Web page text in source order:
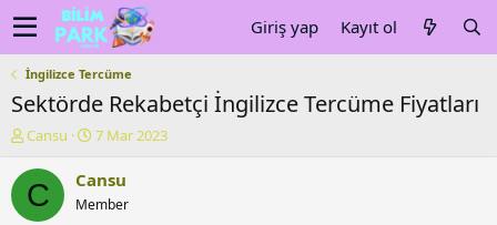
Giriş yap Kayıt ol
İngilizce Tercüme
Sektörde Rekabetçi İngilizce Tercüme Fiyatları
K
n
u
y
Cansu
B
ş
a
7 Mar 2023
C Cansu
Member